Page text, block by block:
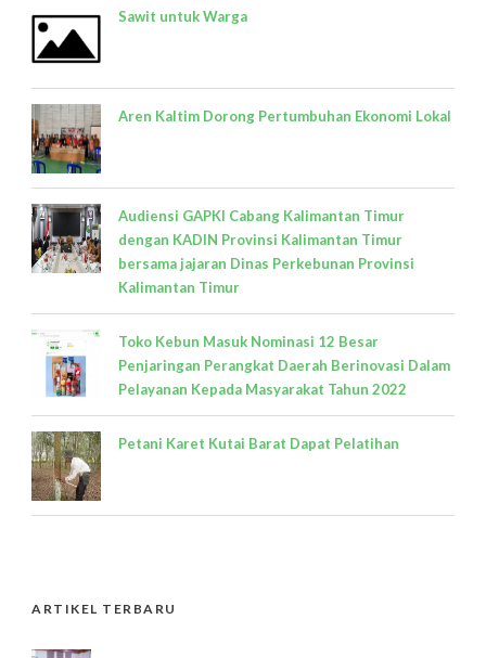
Sawit untuk Warga
Aren Kaltim Dorong Pertumbuhan Ekonomi Lokal
Audiensi GAPKI Cabang Kalimantan Timur
dengan KADIN Provinsi Kalimantan Timur
bersama jajaran Dinas Perkebunan Provinsi
Kalimantan Timur
Toko Kebun Masuk Nominasi 12 Besar
Penjaringan Perangkat Daerah Berinovasi Dalam
Pelayanan Kepada Masyarakat Tahun 2022
Petani Karet Kutai Barat Dapat Pelatihan
ARTIKEL TERBARU